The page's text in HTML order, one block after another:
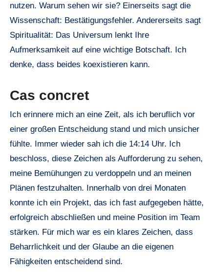
nutzen. Warum sehen wir sie? Einerseits sagt die
Wissenschaft: Bestätigungsfehler. Andererseits sagt
Spiritualität: Das Universum lenkt Ihre
Aufmerksamkeit auf eine wichtige Botschaft. Ich
denke, dass beides koexistieren kann.
Cas concret
Ich erinnere mich an eine Zeit, als ich beruflich vor
einer großen Entscheidung stand und mich unsicher
fühlte. Immer wieder sah ich die 14:14 Uhr. Ich
beschloss, diese Zeichen als Aufforderung zu sehen,
meine Bemühungen zu verdoppeln und an meinen
Plänen festzuhalten. Innerhalb von drei Monaten
konnte ich ein Projekt, das ich fast aufgegeben hätte,
erfolgreich abschließen und meine Position im Team
stärken. Für mich war es ein klares Zeichen, dass
Beharrlichkeit und der Glaube an die eigenen
Fähigkeiten entscheidend sind.